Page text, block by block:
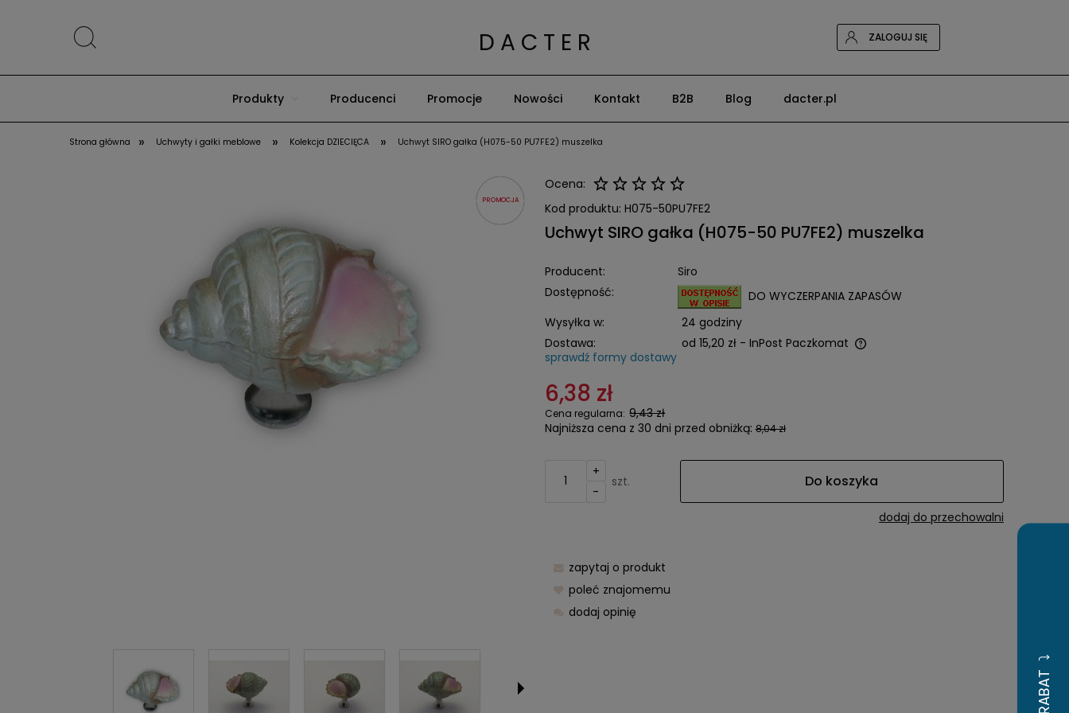
D A C T E R ZALOGUJ SIĘ
Produkty Producenci Promocje Nowości Kontakt B2B Blog dacter.pl
Strona główna » Uchwyty i gałki meblowe » Kolekcja DZIECIĘCA » Uchwyt SIRO gałka (H075-50 PU7FE2) muszelka
PROMOCJA
Ocena:
Kod produktu: H075-50PU7FE2
Uchwyt SIRO gałka (H075-50 PU7FE2) muszelka
Producent:
Siro
Dostępność:
DO WYCZERPANIA ZAPASÓW
Wysyłka w:
24 godziny
Dostawa:
od 15,20 zł - InPost Paczkomat
sprawdź formy dostawy
6,38 zł
Cena regularna: 9,43 zł
Najniższa cena z 30 dni przed obniżką:8,04 zł
+
-
szt. Do koszyka
dodaj do przechowalni
zapytaj o produkt
poleć znajomemu
dodaj opinię